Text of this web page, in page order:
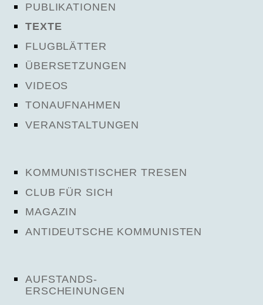
PUBLIKATIONEN
TEXTE
FLUGBLÄTTER
ÜBERSETZUNGEN
VIDEOS
TONAUFNAHMEN
VERANSTALTUNGEN
KOMMUNISTISCHER TRESEN
CLUB FÜR SICH
MAGAZIN
ANTIDEUTSCHE KOMMUNISTEN
AUFSTANDS-
ERSCHEINUNGEN